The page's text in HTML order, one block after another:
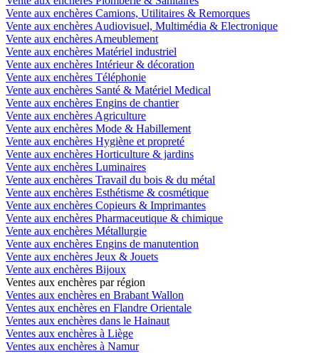
Vente aux enchères Camions, Utilitaires & Remorques
Vente aux enchères Audiovisuel, Multimédia & Electronique
Vente aux enchères Ameublement
Vente aux enchères Matériel industriel
Vente aux enchères Intérieur & décoration
Vente aux enchères Téléphonie
Vente aux enchères Santé & Matériel Medical
Vente aux enchères Engins de chantier
Vente aux enchères Agriculture
Vente aux enchères Mode & Habillement
Vente aux enchères Hygiène et propreté
Vente aux enchères Horticulture & jardins
Vente aux enchères Luminaires
Vente aux enchères Travail du bois & du métal
Vente aux enchères Esthétisme & cosmétique
Vente aux enchères Copieurs & Imprimantes
Vente aux enchères Pharmaceutique & chimique
Vente aux enchères Métallurgie
Vente aux enchères Engins de manutention
Vente aux enchères Jeux & Jouets
Vente aux enchères Bijoux
Ventes aux enchères par région
Ventes aux enchères en Brabant Wallon
Ventes aux enchères en Flandre Orientale
Ventes aux enchères dans le Hainaut
Ventes aux enchères à Liège
Ventes aux enchères à Namur